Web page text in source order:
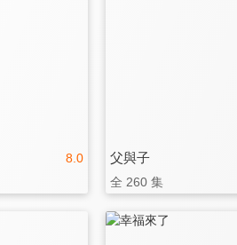
8.0 父與子
全 260 集